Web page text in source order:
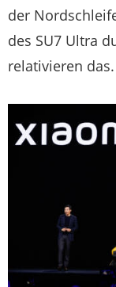
der
des SU7 Ultra
relativieren das.